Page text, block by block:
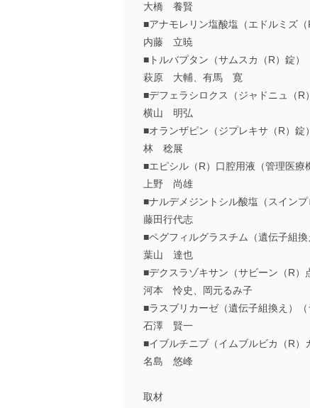
大橋 養賢
■アナモレリン塩酸塩（エドルミズ（
内藤 立暁
■トルバプタン（サムスカ（R）錠）
萩原 大輔、有馬 寛
■デフェラシロクス（ジャドニュ（R
横山 明弘
■オランザピン（ジプレキサ（R）錠）
林 稔展
■エピシル（R）口腔用液（管理医療
上野 尚雄
■ナルデメジントシル酸塩（スインプ
藤田行代志
■ペグフィルグラスチム（遺伝子組換
葉山 達也
■デクスラゾキサン（サビーン（R）
河本 怜史、岡元るみ子
■ラスブリカーゼ（遺伝子組換え）（
石澤 賢一
■イブルチニブ（イムブルビカ（R）
名島 悠峰
取材